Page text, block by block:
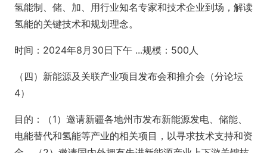
氢能制、储、加、用行业知名专家和技术企业到场，解读
氢能的关键技术和规划理念。
时间：2024年8月30日下午 ...规模：500人
（四）新能源及关联产业项目发布会和推介会（分论坛
4）
目的：（1）邀请新疆各地州市发布新能源发电、储能、
电能替代和氢能等产业的相关项目，以寻求技术支持和资